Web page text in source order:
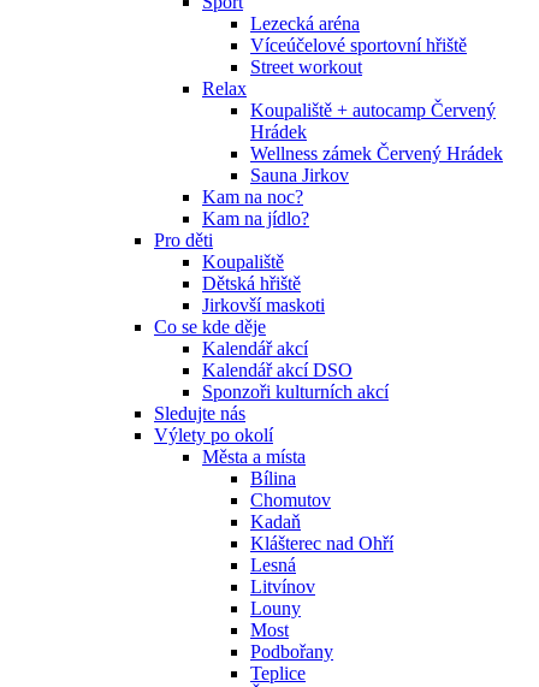
Lezecká aréna
Víceúčelové sportovní hřiště
Street workout
Relax
Koupaliště + autocamp Červený
Hrádek
Wellness zámek Červený Hrádek
Sauna Jirkov
Kam na noc?
Kam na jídlo?
Pro děti
Koupaliště
Dětská hřiště
Jirkovší maskoti
Co se kde děje
Kalendář akcí
Kalendář akcí DSO
Sponzoři kulturních akcí
Sledujte nás
Výlety po okolí
Města a místa
Bílina
Chomutov
Kadaň
Klášterec nad Ohří
Lesná
Litvínov
Louny
Most
Podbořany
Teplice